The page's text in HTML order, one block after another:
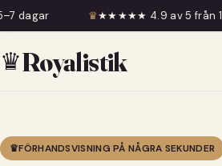
4.9 av 5 från 12 400 kunder
♛Royalistik
♛FÖRHANDSVISNING PÅ NÅGRA SEKUNDER